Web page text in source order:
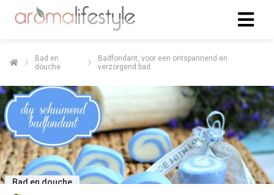
Bad en
douche
Badfondant, voor een ontspannend en
verzorgend bad
Bad en douche